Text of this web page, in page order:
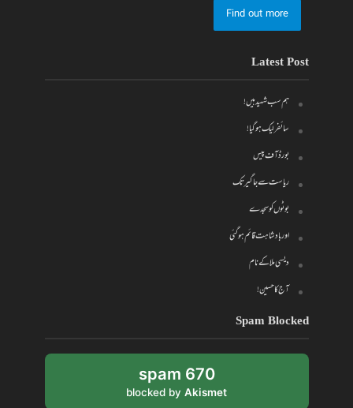
Find out more
Latest Post
ہم سب شہید ہیں!
سائفر لیک ہو گیا!
بورڈ آف پیس
ریاست سے جاگیر تک
بوٹوں کو سجدے
اور بادشاہت قائم ہو گئی
دیسی ملا کے نام
آج کا حسین!
Spam Blocked
670 spam
blocked by Akismet